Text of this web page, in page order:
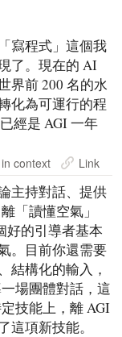
寫程式」這個我
了。現在的 AI
界前 200 名的水
化為可運行的程
經是 AGI 一年
context Link
主持對話、提供
「讀懂空氣」
好的引導者基本
。目前你還需要
結構化的輸入，
場團體對話，這
技能上，離 AGI
這項新技能。